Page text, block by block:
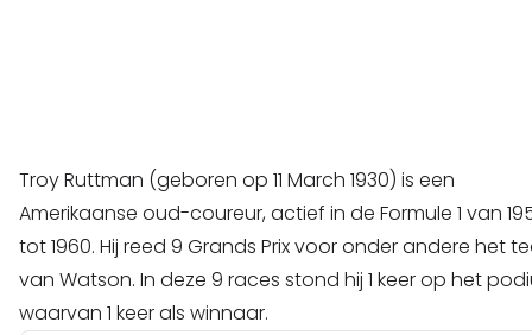
Troy Ruttman (geboren op 11 March 1930) is een
Amerikaanse oud-coureur, actief in de Formule 1 van
tot 1960. Hij reed 9 Grands Prix voor onder andere het
van Watson. In deze 9 races stond hij 1 keer op het
waarvan 1 keer als winnaar.